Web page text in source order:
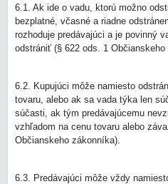
6.1. Ak ide o vadu, ktorú možno
bezplatné, včasné a riadne
rozhoduje predávajúci a je povinný
odstrániť (§ 622 ods. 1 Občianskeho
6.2. Kupujúci môže namiesto
tovaru, alebo ak sa vada týka len
súčasti, ak tým predávajúcemu
vzhľadom na cenu tovaru alebo
Občianskeho zákonníka).
6.3. Predávajúci môže vždy